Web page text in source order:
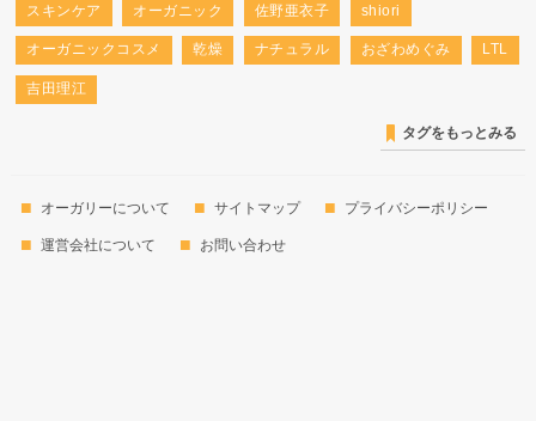
スキンケア オーガニック 佐野亜衣子 shiori
オーガニックコスメ 乾燥 ナチュラル おざわめぐみ LTL
吉田理江
タグをもっとみる
オーガリーについて サイトマップ プライバシーポリシー
運営会社について お問い合わせ